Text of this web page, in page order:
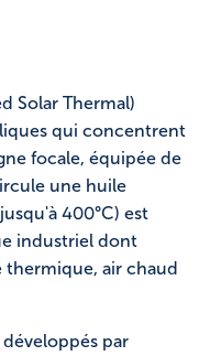
Solar Thermal)
qui concentrent
focale, équipée de
une huile
400°C) est
industriel dont
thermique, air chaud
par